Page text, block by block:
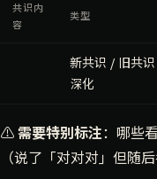
共识内
容
类型
新共识 / 旧共识
深化
⚠️需要特别标注：哪些
（说了「对对对」但随